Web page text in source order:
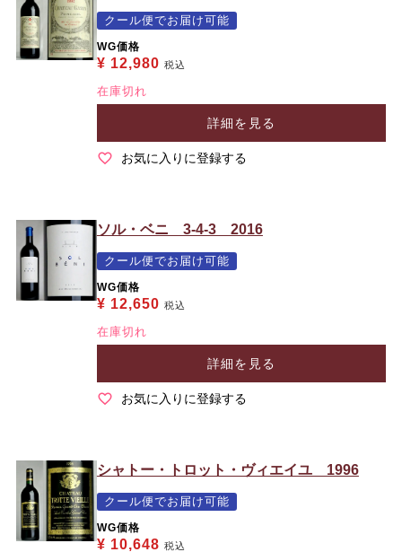
クール便でお届け可能
WG価格
¥ 12,980 税込
在庫切れ
詳細を見る
お気に入りに登録する
ソル・ベニ 3-4-3 2016
クール便でお届け可能
WG価格
¥ 12,650 税込
在庫切れ
詳細を見る
お気に入りに登録する
シャトー・トロット・ヴィエイユ 1996
クール便でお届け可能
WG価格
¥ 10,648 税込